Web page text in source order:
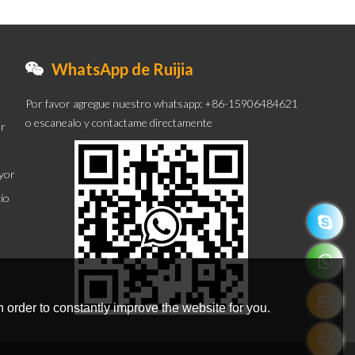
WhatsApp de Ruijia
Por favor agregue nuestro whatsapp: +86-15906484621
o escanealo y contactame directamente
to constantly improve the website for you.